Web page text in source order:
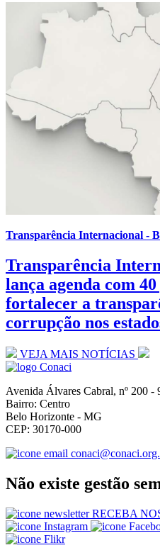
Transparência Internacional -
Transparência
lança agenda com
fortalecer a
corrupção nos
VEJA MAIS NOTÍCIAS
Avenida Álvares Cabral, nº 200 -
Bairro: Centro
Belo Horizonte - MG
CEP: 30170-000
Não existe gestão
RECEBA